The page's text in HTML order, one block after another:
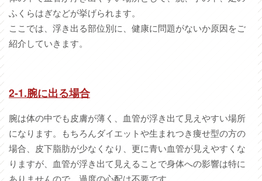
ふくらはぎなどが挙げられます。
ここでは、浮き出る部位別に、健康に問題がないか原因をご
紹介していきます。
2-1.腕に出る場合
腕は体の中でも皮膚が薄く、血管が浮き出て見えやすい場所
になります。もちろんダイエットや生まれつき痩せ型の方の
場合、皮下脂肪が少なくなり、更に青い血管が見えやすくな
りますが、血管が浮き出て見えることで身体への影響は特に
ありませんので、過度の心配は不要です。